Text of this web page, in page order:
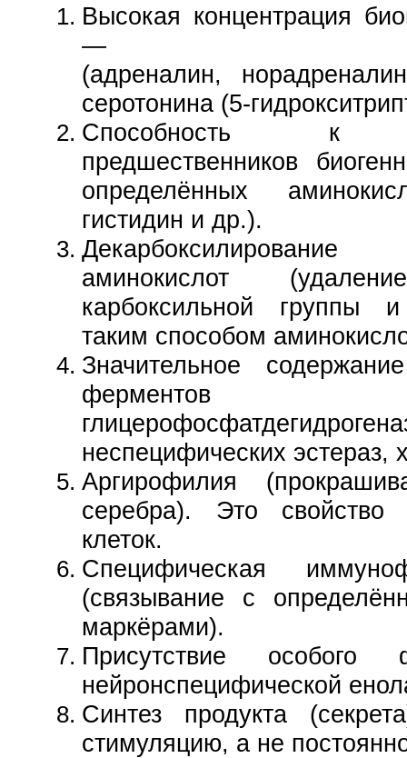
Высокая концентрация
—
(адреналин,
серотонина (5-
Способность к
предшественников
определённых
гистидин и др.).
Декарбоксилирование
аминокислот
карбоксильной группы
таким способом
Значительное
неспецифических эстераз,
Аргирофилия
серебра). Это свойство
клеток.
Специфическая
(связывание с
маркёрами).
Присутствие
нейронспецифической
Синтез продукта
стимуляцию, а не